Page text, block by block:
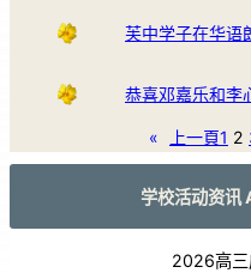
芙中学子在华语
恭喜邓嘉乐和李
« 上一頁1 2
学校活动资讯
2026高三